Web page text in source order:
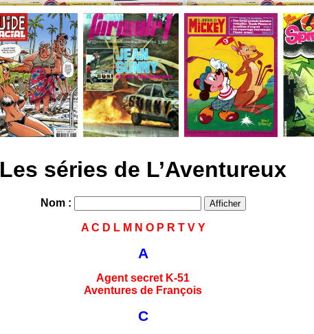
Les séries de L’Aventureux
Nom :
A C D L M N O P R T V Y
A
Agent secret K-51
Aventures de François
C